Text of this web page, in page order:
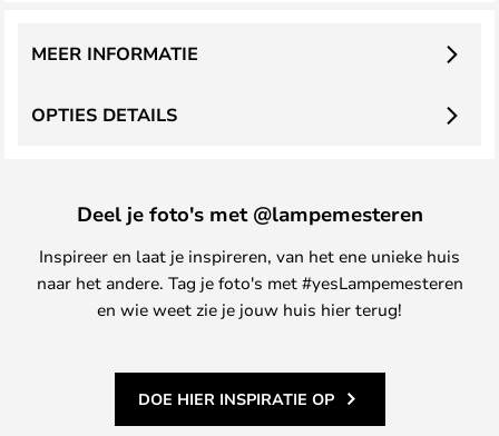
OPTIES DETAILS
MEER INFORMATIE
Deel je foto's met @lampemesteren
Inspireer en laat je inspireren, van het ene unieke huis
naar het andere. Tag je foto's met #yesLampemesteren
en wie weet zie je jouw huis hier terug!
DOE HIER INSPIRATIE OP